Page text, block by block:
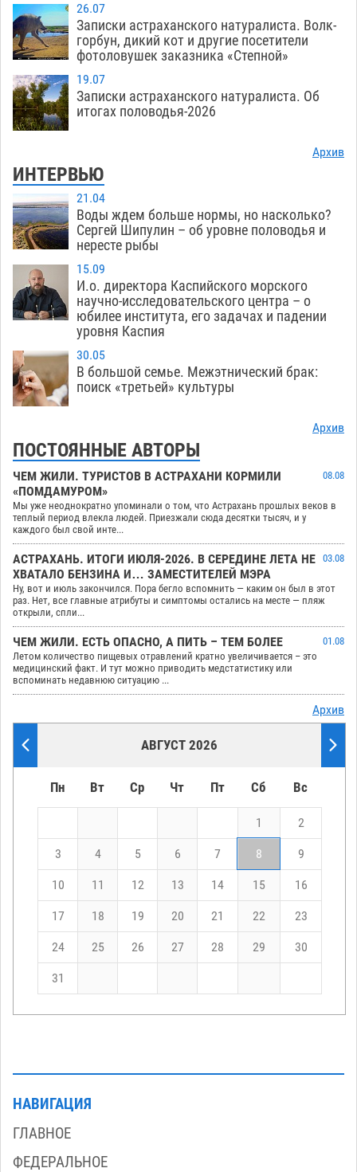
26.07
Записки астраханского натуралиста. Волк-
горбун, дикий кот и другие посетители
фотоловушек заказника «Степной»
19.07
Записки астраханского натуралиста. Об
итогах половодья-2026
Архив
ИНТЕРВЬЮ
21.04
Воды ждем больше нормы, но насколько?
Сергей Шипулин – об уровне половодья и
нересте рыбы
15.09
И.о. директора Каспийского морского
научно-исследовательского центра – о
юбилее института, его задачах и падении
уровня Каспия
30.05
В большой семье. Межэтнический брак:
поиск «третьей» культуры
Архив
ПОСТОЯННЫЕ АВТОРЫ
ЧЕМ ЖИЛИ. ТУРИСТОВ В АСТРАХАНИ КОРМИЛИ
«ПОМДАМУРОМ»
08.08
Мы уже неоднократно упоминали о том, что Астрахань прошлых веков в
теплый период влекла людей. Приезжали сюда десятки тысяч, и у
каждого был свой инте...
АСТРАХАНЬ. ИТОГИ ИЮЛЯ-2026. В СЕРЕДИНЕ ЛЕТА НЕ
ХВАТАЛО БЕНЗИНА И… ЗАМЕСТИТЕЛЕЙ МЭРА
03.08
Ну, вот и июль закончился. Пора бегло вспомнить — каким он был в этот
раз. Нет, все главные атрибуты и симптомы остались на месте — пляж
открыли, спли...
ЧЕМ ЖИЛИ. ЕСТЬ ОПАСНО, А ПИТЬ – ТЕМ БОЛЕЕ
01.08
Летом количество пищевых отравлений кратно увеличивается – это
медицинский факт. И тут можно приводить медстатистику или
вспоминать недавнюю ситуацию ...
Архив
АВГУСТ 2026
Пн Вт Ср Чт Пт Сб Вс
1 2
3 4 5 6 7 8 9
10 11 12 13 14 15 16
17 18 19 20 21 22 23
24 25 26 27 28 29 30
31
НАВИГАЦИЯ
ГЛАВНОЕ
ФЕДЕРАЛЬНОЕ